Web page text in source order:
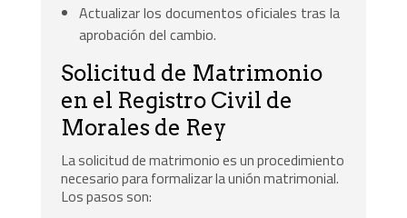
Actualizar los documentos oficiales tras la
aprobación del cambio.
Solicitud de Matrimonio
en el Registro Civil de
Morales de Rey
La solicitud de matrimonio es un procedimiento
necesario para formalizar la unión matrimonial.
Los pasos son: